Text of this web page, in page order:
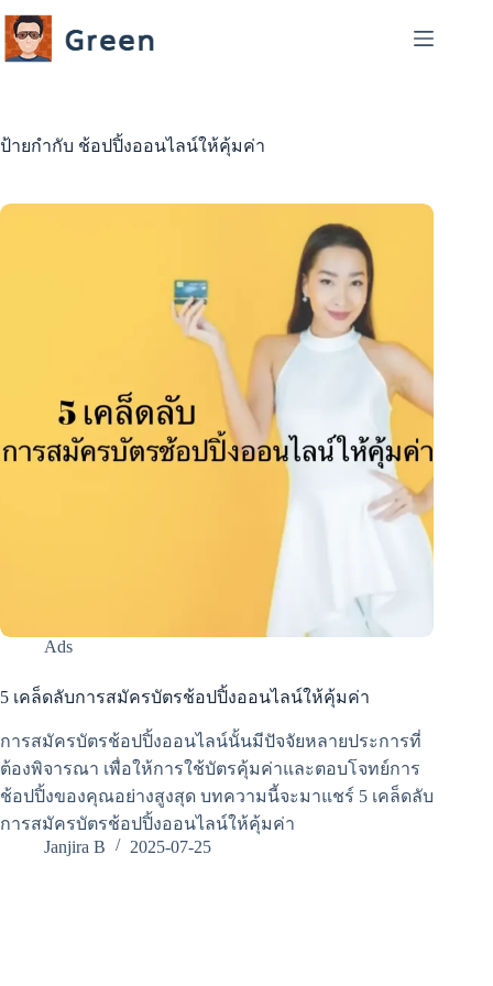
to
content
ป้ายกำกับ ช้อปปิ้งออนไลน์ให้คุ้มค่า
Ads
5 เคล็ดลับการสมัครบัตรช้อปปิ้งออนไลน์ให้คุ้มค่า
การสมัครบัตรช้อปปิ้งออนไลน์นั้นมีปัจจัยหลายประการที่
ต้องพิจารณา เพื่อให้การใช้บัตรคุ้มค่าและตอบโจทย์การ
ช้อปปิ้งของคุณอย่างสูงสุด บทความนี้จะมาแชร์ 5 เคล็ดลับ
การสมัครบัตรช้อปปิ้งออนไลน์ให้คุ้มค่า
Janjira B
2025-07-25